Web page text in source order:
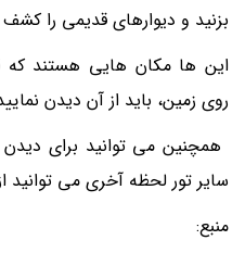
بزنید و دیوارهای قدیمی را کشف
این ها مکان هایی هستند که
روی زمین، باید از آن دیدن
همچنین می توانید برای ديدن
سایر تور لحظه آخری مي توانيد
منبع: